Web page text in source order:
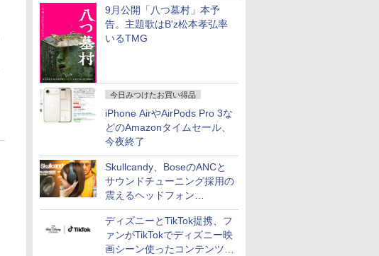
9月公開「八つ墓村」本予
告。主題歌はB'z松本孝弘率
いるTMG
今日みつけたお買い得品
iPhone AirやAirPods Pro 3な
どのAmazonタイムセール、
今夜終了
Skullcandy、BoseのANCと
サウンドチューニング採用の
震えるヘッドフォン
「Crusher 1080 ANC」
ディズニーとTikTok提携、フ
ァンがTikTokでディズニー映
画シーン使ったコンテンツ制